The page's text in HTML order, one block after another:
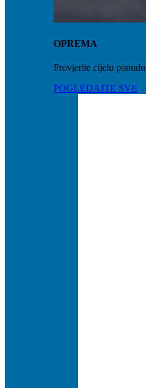
OPREMA
Provjerite cijelu ponudu
POGLEDAJTE SVE